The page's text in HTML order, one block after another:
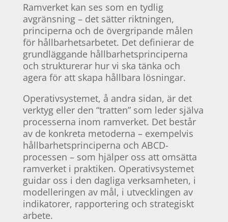
Ramverket kan ses som en tydlig
avgränsning – det sätter riktningen,
principerna och de övergripande målen
för hållbarhetsarbetet. Det definierar de
grundläggande hållbarhetsprinciperna
och strukturerar hur vi ska tänka och
agera för att skapa hållbara lösningar.
Operativsystemet, å andra sidan, är det
verktyg eller den “tratten” som leder själva
processerna inom ramverket. Det består
av de konkreta metoderna – exempelvis
hållbarhetsprinciperna och ABCD-
processen – som hjälper oss att omsätta
ramverket i praktiken. Operativsystemet
guidar oss i den dagliga verksamheten, i
modelleringen av mål, i utvecklingen av
indikatorer, rapportering och strategiskt
arbete.